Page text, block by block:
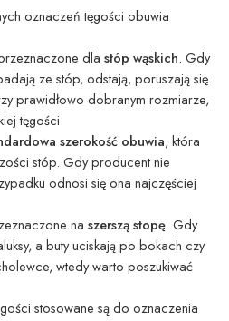
oznaczeń tęgości obuwia
dla stóp wąskich. Gdy
ze stóp, odstają, poruszają się
prawidłowo dobranym rozmiarze,
tęgości.
szerokość obuwia, która
stóp. Gdy producent nie
odnosi się ona najczęściej
na szerszą stopę. Gdy
a buty uciskają po bokach czy
wtedy warto poszukiwać
stosowane są do oznaczenia